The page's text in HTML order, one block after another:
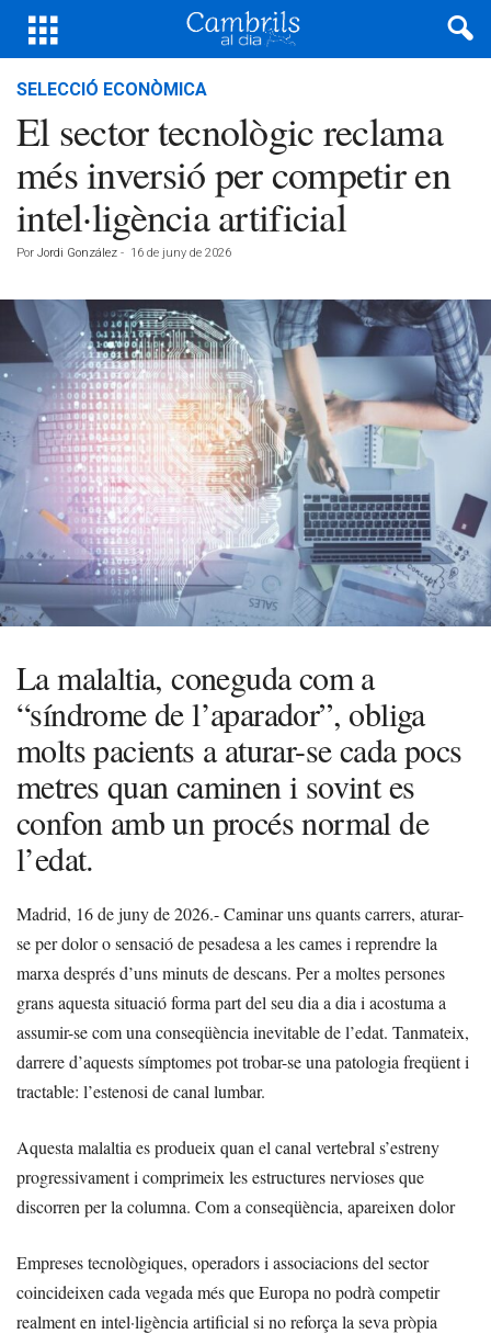
SELECCIÓ ECONÒMICA
El sector tecnològic reclama
més inversió per competir en
intel·ligència artificial
Por Jordi González - 16 de juny de 2026
La malaltia, coneguda com a
“síndrome de l’aparador”, obliga
molts pacients a aturar-se cada pocs
metres quan caminen i sovint es
confon amb un procés normal de
l’edat.
Madrid, 16 de juny de 2026.- Caminar uns quants carrers, aturar-
se per dolor o sensació de pesadesa a les cames i reprendre la
marxa després d’uns minuts de descans. Per a moltes persones
grans aquesta situació forma part del seu dia a dia i acostuma a
assumir-se com una conseqüència inevitable de l’edat. Tanmateix,
darrere d’aquests símptomes pot trobar-se una patologia freqüent i
tractable: l’estenosi de canal lumbar.
Aquesta malaltia es produeix quan el canal vertebral s’estreny
progressivament i comprimeix les estructures nervioses que
discorren per la columna. Com a conseqüència, apareixen dolor
Empreses tecnològiques, operadors i associacions del sector
coincideixen cada vegada més que Europa no podrà competir
realment en intel·ligència artificial si no reforça la seva pròpia